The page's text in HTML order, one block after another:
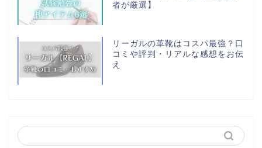
者が厳選】
リーガルの革靴はコスパ最強？口
コミや評判・リアルな感想をお伝
え